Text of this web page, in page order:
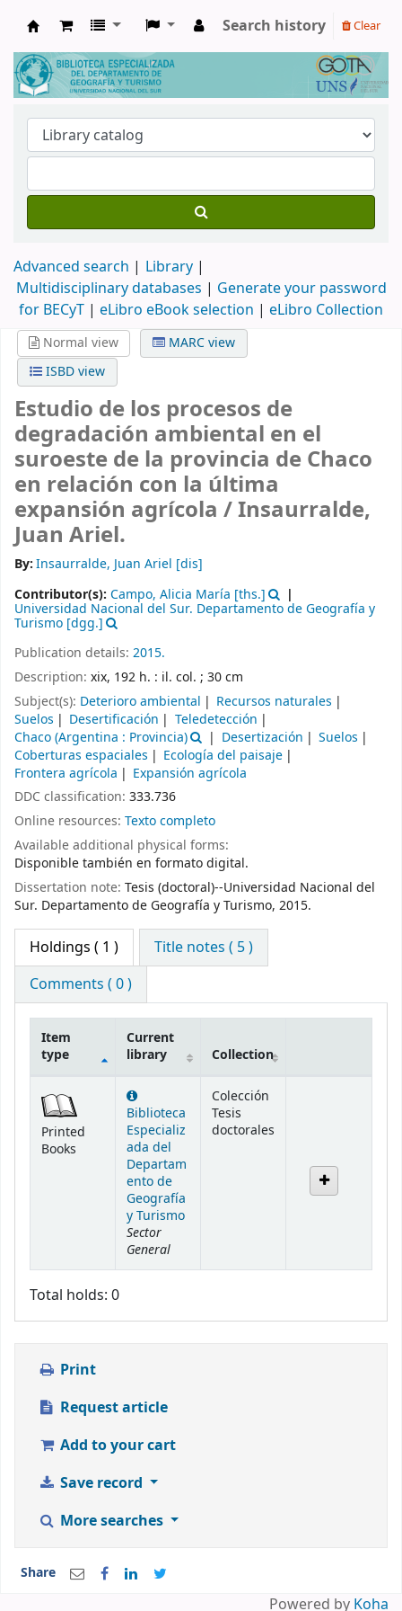
Biblioteca de Geografía y Turismo
Search history Clear
Advanced search
Library
Multidisciplinary databases | Generate your password
for BECyT | eLibro eBook selection | eLibro Collection
Normal view
MARC view
ISBD view
Estudio de los procesos de
degradación ambiental en el
suroeste de la provincia de Chaco
en relación con la última
expansión agrícola /Insaurralde,
Juan Ariel.
By:Insaurralde, Juan Ariel [dis]
Contributor(s): Campo, Alicia María [ths.]
Universidad Nacional del Sur. Departamento de Geografía y
Turismo [dgg.]
Publication details: 2015.
Description: xix, 192 h. : il. col. ; 30 cm
Subject(s): Deterioro ambiental
Recursos naturales
Suelos
Desertificación
Teledetección
Chaco (Argentina : Provincia)
Desertización
Suelos
Coberturas espaciales
Ecología del paisaje
Frontera agrícola
Expansión agrícola
DDC classification: 333.736
Online resources: Texto completo
Available additional physical forms:
Disponible también en formato digital.
Dissertation note: Tesis (doctoral)--Universidad Nacional del
Sur. Departamento de Geografía y Turismo, 2015.
Holdings ( 1 )
Title notes ( 5 )
Comments ( 0 )
Item
type
Current
library
Collection
Printed
Books
Biblioteca
Especializ
ada del
Departam
ento de
Geografía
y Turismo
Sector
General
Colección
Tesis
doctorales
Total holds: 0
Print
Request article
Add to your cart
Save record
More searches
Share
Powered by Koha